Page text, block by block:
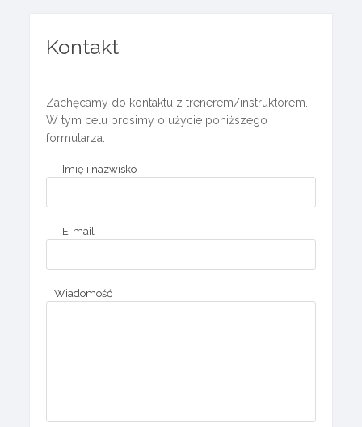
Kontakt
Zachęcamy do kontaktu z trenerem/instruktorem.
W tym celu prosimy o użycie poniższego
formularza:
Imię i nazwisko
E-mail
Wiadomość